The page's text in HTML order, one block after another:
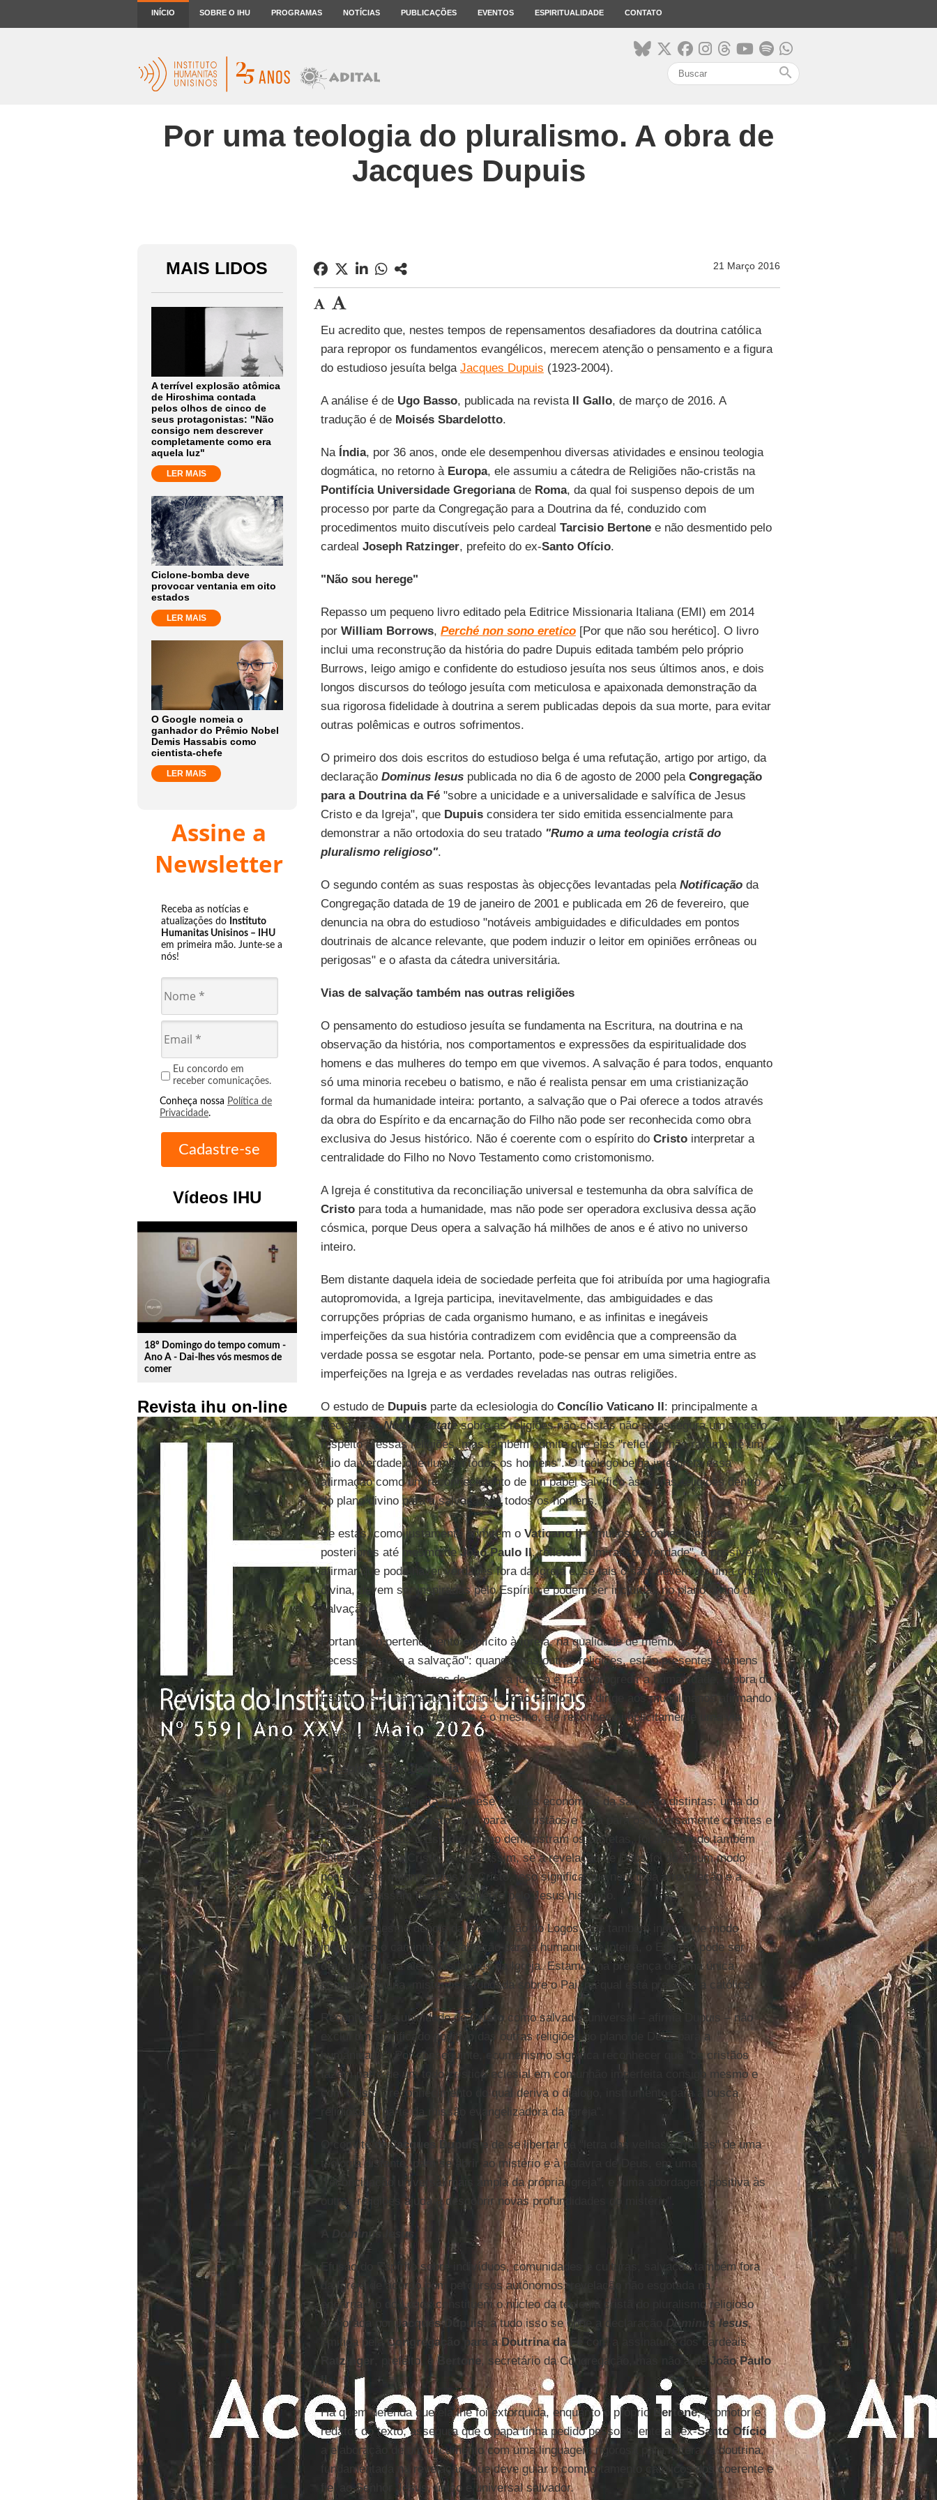
INÍCIO SOBRE O IHU PROGRAMAS NOTÍCIAS PUBLICAÇÕES EVENTOS ESPIRITUALIDADE CONTATO
search
Por uma teologia do pluralismo. A obra de
Jacques Dupuis
MAIS LIDOS
A terrível explosão atômica
de Hiroshima contada
pelos olhos de cinco de
seus protagonistas: "Não
consigo nem descrever
completamente como era
aquela luz"
LER MAIS
Ciclone-bomba deve
provocar ventania em oito
estados
LER MAIS
O Google nomeia o
ganhador do Prêmio Nobel
Demis Hassabis como
cientista-chefe
LER MAIS
Assine a
Newsletter
Receba as notícias e
atualizações do Instituto
Humanitas Unisinos – IHU
em primeira mão. Junte-se a
nós!
Eu concordo em
receber comunicações.
Conheça nossa Política de
Privacidade.
Vídeos IHU
play_circle_outline
18º Domingo do tempo comum -
Ano A - Dai-lhes vós mesmos de
comer
Revista ihu on-line
21 Março 2016
Eu acredito que, nestes tempos de repensamentos desafiadores da doutrina católica
para repropor os fundamentos evangélicos, merecem atenção o pensamento e a figura
do estudioso jesuíta belga Jacques Dupuis (1923-2004).
A análise é de Ugo Basso, publicada na revista Il Gallo, de março de 2016. A
tradução é de Moisés Sbardelotto.
Na Índia, por 36 anos, onde ele desempenhou diversas atividades e ensinou teologia
dogmática, no retorno à Europa, ele assumiu a cátedra de Religiões não-cristãs na
Pontifícia Universidade Gregorianade Roma, da qual foi suspenso depois de um
processo por parte da Congregação para a Doutrina da fé, conduzido com
procedimentos muito discutíveis pelo cardeal Tarcisio Bertonee não desmentido pelo
cardeal Joseph Ratzinger, prefeito do ex-Santo Ofício.
"Não sou herege"
Repasso um pequeno livro editado pela Editrice Missionaria Italiana (EMI) em 2014
por William Borrows, Perché non sono eretico[Por que não sou herético]. O livro
inclui uma reconstrução da história do padre Dupuis editada também pelo próprio
Burrows, leigo amigo e confidente do estudioso jesuíta nos seus últimos anos, e dois
longos discursos do teólogo jesuíta com meticulosa e apaixonada demonstração da
sua rigorosa fidelidade à doutrina a serem publicadas depois da sua morte, para evitar
outras polêmicas e outros sofrimentos.
O primeiro dos dois escritos do estudioso belga é uma refutação, artigo por artigo, da
declaração Dominus Iesuspublicada no dia 6 de agosto de 2000 pela Congregação
para a Doutrina da Fé"sobre a unicidade e a universalidade e salvífica de Jesus
Cristo e da Igreja", que Dupuisconsidera ter sido emitida essencialmente para
demonstrar a não ortodoxia do seu tratado "Rumo a uma teologia cristã do
pluralismo religioso".
O segundo contém as suas respostas às objecções levantadas pela Notificação da
Congregação datada de 19 de janeiro de 2001 e publicada em 26 de fevereiro, que
denuncia na obra do estudioso "notáveis ambiguidades e dificuldades em pontos
doutrinais de alcance relevante, que podem induzir o leitor em opiniões errôneas ou
perigosas" e o afasta da cátedra universitária.
Vias de salvação também nas outras religiões
O pensamento do estudioso jesuíta se fundamenta na Escritura, na doutrina e na
observação da história, nos comportamentos e expressões da espiritualidade dos
homens e das mulheres do tempo em que vivemos. A salvação é para todos, enquanto
só uma minoria recebeu o batismo, e não é realista pensar em uma cristianização
formal da humanidade inteira: portanto, a salvação que o Pai oferece a todos através
da obra do Espírito e da encarnação do Filho não pode ser reconhecida como obra
exclusiva do Jesus histórico. Não é coerente com o espírito do Cristointerpretar a
centralidade do Filho no Novo Testamento como cristomonismo.
A Igreja é constitutiva da reconciliação universal e testemunha da obra salvífica de
Cristopara toda a humanidade, mas não pode ser operadora exclusiva dessa ação
cósmica, porque Deus opera a salvação há milhões de anos e é ativo no universo
inteiro.
Bem distante daquela ideia de sociedade perfeita que foi atribuída por uma hagiografia
autopromovida, a Igreja participa, inevitavelmente, das ambiguidades e das
corrupções próprias de cada organismo humano, e as infinitas e inegáveis
imperfeições da sua história contradizem com evidência que a compreensão da
verdade possa se esgotar nela. Portanto, pode-se pensar em uma simetria entre as
imperfeições na Igreja e as verdades reveladas nas outras religiões.
O estudo de Dupuisparte da eclesiologia do Concílio Vaticano II: principalmente a
DeclaraçãoNostra aetatesobre as religiões não-cristãs não só assegura um sincero
respeito a essas religiões, mas também admite que elas "refletem não raramente um
raio da verdade que ilumina todos os homens". O teólogo belga interpreta essa
afirmação como um reconhecimento de um papel salvífico às outras religiões dentro
do plano divino para a salvação de todos os homens.
Se estas, como justamente admitem o Vaticano IIe muitos reconhecimentos
posteriores até mesmo deJoão Paulo II, refletem "um raio de verdade", é possível
afirmar que pode haver verdades fora da Igreja e, se tais o são, devem ter uma origem
divina, devem ser inspiradas pelo Espírito e podem ser incluídas no plano divino de
salvação.
Portanto, "o pertencimento explícito à Igreja, na qualidade de membros não é
necessária para a salvação": quando, nas outras religiões, estão presentes homens
retos, sinceros, capazes de operar a justiça e fazer progredir a humanidade, a obra do
Espírito está manifesta. E, quandoJoão Paulo IIse dirige aos muçulmanos afirmando
que o deus das duas religiões é o mesmo, ele reconhece implicitamente uma via
islâmica para a salvação.
O Espírito além da Igreja
O teólogo belga rejeita a hipótese de duas economias da salvação distintas: uma do
Espírito e uma deCristo, uma para os cristãos e uma para os diversamente crentes e
não crentes. Mas o Espírito, como demonstram os profetas, foi derramado também
antes do evento Cristo: e, se é assim, se a revelação de Deus foi de algum modo
possível até mesmo antes de Cristo, isso significa que nem toda a revelação e a
salvação passam necessariamente pelo Jesus histórico.
Portanto, mesmo depois da encarnação do Logos, que também indicou de modo
inequívoco o caminho da salvação para a humanidade inteira, o Espírito pode ser
derramado para além dos limites da Igreja. Estamos na presença de uma única
economia divina, misteriosa, fundada sobre o Pai, na qual está presente a católica.
Reconhecer "a unicidade deCristocomo salvador universal – afirma Dupuis – não
exclui um significado positivo das outras religiões no plano de Deus para a
humanidade". Por conseguinte, ecumenismo significa reconhecer que "os cristãos
fazem parte de um todo crístico-eclesial em comunhão imperfeita consigo mesmo e
com Cristo", reconhecimento do qual deriva o diálogo, instrumento para a busca
religiosa e "parte da missão evangelizadora da Igreja".
O convite deJacques Dupuis
é de se libertar da "letra das velhas fórmulas" de uma
teologia distante, para se abrir ao mistério e à palavra de Deus, em uma
"reconciliação universal mais ampla da própria Igreja", e "uma abordagem positiva às
outras religiões ajuda a descobrir novas profundidades do mistério".
Dominus Iesus
Efusão do Espírito sobre indivíduos, comunidades e culturas, salvação também fora
da Igreja de acordo com percursos autônomos, revelação não esgotada na
encarnação do Logos constituem o núcleo da teologia cristã do pluralismo religioso
elaborada por Jacques Dupuis: a tudo isso se opõe a declaração Dominus Iesus,
emitida pelaCongregação para a Doutrina da Fé
com a assinatura dos cardeais
Ratzinger
, prefeito, eBertone, secretário da Congregação, mas não a deJoão Paulo
II.
Há quem defenda que ela lhe foi extorquida, enquanto o próprio Bertone, promotor e
redator do texto, assegura que o papa tinha pedido pessoalmente ao ex-Santo Ofício
a elaboração de um documento com uma linguagem rigorosa para reiterar a doutrina,
fundamentada na revelação, que deve guiar o comportamento católicos dos coerente e
fiel ao Senhor Jesus, único e universal salvador.